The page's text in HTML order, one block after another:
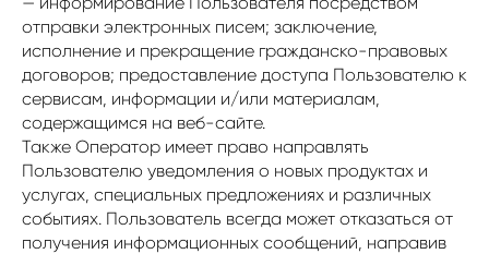
отправки электронных писем; заключение,
исполнение и прекращение гражданско-правовых
договоров; предоставление доступа Пользователю к
сервисам, информации и/или материалам,
содержащимся на веб-сайте.
Также Оператор имеет право направлять
Пользователю уведомления о новых продуктах и
услугах, специальных предложениях и различных
событиях. Пользователь всегда может отказаться от
получения информационных сообщений, направив